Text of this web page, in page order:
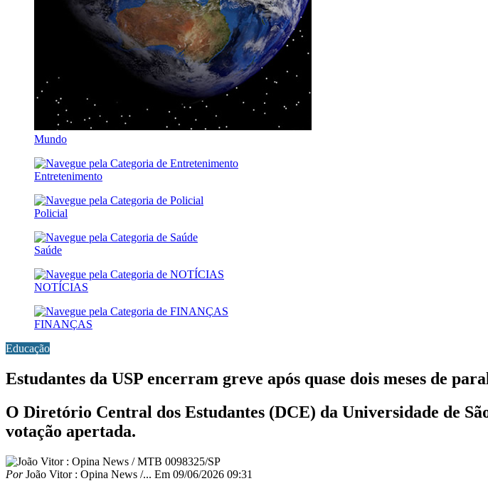
Mundo
Entretenimento
Policial
Saúde
NOTÍCIAS
FINANÇAS
Educação
Estudantes da USP encerram greve após quase dois meses de
O Diretório Central dos Estudantes (DCE) da Universidade de
votação apertada.
PorJoão Vitor : Opina News /... Em 09/06/2026 09:31